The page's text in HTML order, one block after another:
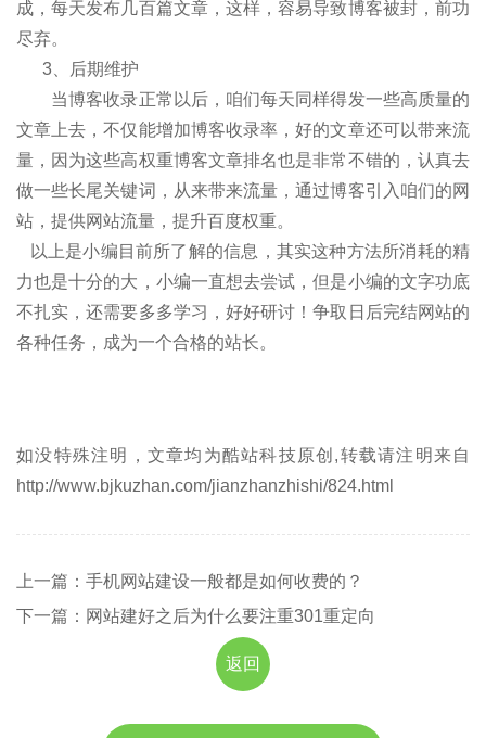
成，每天发布几百篇文章，这样，容易导致博客被封，前功
尽弃。
3、后期维护
当博客收录正常以后，咱们每天同样得发一些高质量的
文章上去，不仅能增加博客收录率，好的文章还可以带来流
量，因为这些高权重博客文章排名也是非常不错的，认真去
做一些长尾关键词，从来带来流量，通过博客引入咱们的网
站，提供网站流量，提升百度权重。
以上是小编目前所了解的信息，其实这种方法所消耗的精
力也是十分的大，小编一直想去尝试，但是小编的文字功底
不扎实，还需要多多学习，好好研讨！争取日后完结网站的
各种任务，成为一个合格的站长。
如没特殊注明，文章均为酷站科技原创,转载请注明来自
http://www.bjkuzhan.com/jianzhanzhishi/824.html
上一篇：手机网站建设一般都是如何收费的？
下一篇：网站建好之后为什么要注重301重定向
返回